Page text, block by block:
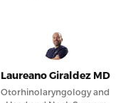
Laureano Giraldez MD
Otorhinolaryngology and